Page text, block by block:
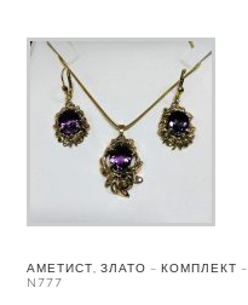
АМЕТИСТ, ЗЛАТО – КОМПЛЕКТ –
N777